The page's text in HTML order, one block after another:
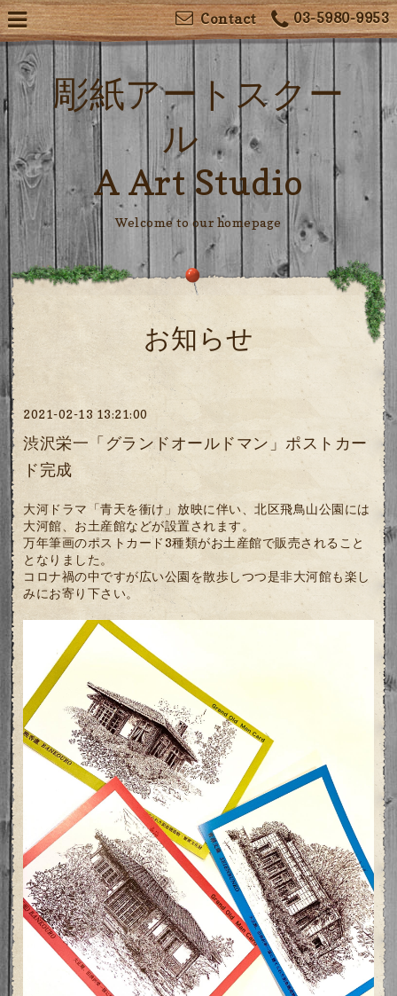
03-5980-9953
Contact
彫紙アートスクー
ル
A Art Studio
Welcome to our homepage
お知らせ
2021-02-13 13:21:00
渋沢栄一「グランドオールドマン」ポストカー
ド完成
大河ドラマ「青天を衝け」放映に伴い、北区飛鳥山公園には
大河館、お土産館などが設置されます。
万年筆画のポストカード3種類がお土産館で販売されること
となりました。
コロナ禍の中ですが広い公園を散歩しつつ是非大河館も楽し
みにお寄り下さい。